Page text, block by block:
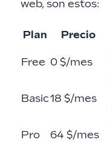
web, son estos:
Plan Precio
Free 0 $/mes
Basic18 $/mes
Pro 64 $/mes